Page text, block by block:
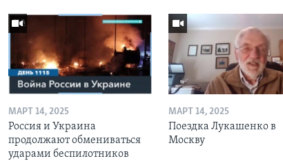
МАРТ 14, 2025
Россия и Украина
продолжают обмениваться
ударами беспилотников
МАРТ 14, 2025
Поездка Лукашенко в
Москву